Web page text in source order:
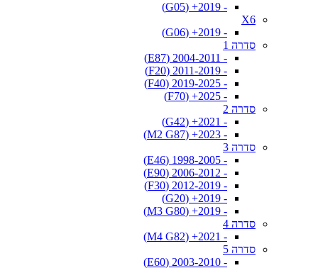
- 2019+ (G05)
X6
- 2019+ (G06)
סדרה 1
- 2004-2011 (E87)
- 2011-2019 (F20)
- 2019-2025 (F40)
- 2025+ (F70)
סדרה 2
- 2021+ (G42)
- 2023+ (M2 G87)
סדרה 3
- 1998-2005 (E46)
- 2006-2012 (E90)
- 2012-2019 (F30)
- 2019+ (G20)
- 2019+ (M3 G80)
סדרה 4
- 2021+ (M4 G82)
סדרה 5
- 2003-2010 (E60)